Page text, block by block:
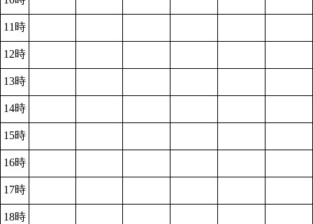
11時
12時
13時
14時
15時
16時
17時
18時